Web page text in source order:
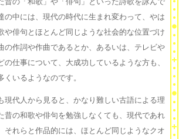
の中には、現代の時代に生まれ変わって、やは
や俳句とほとんど同じような社会的な位置づけ
の作詞や作曲であるとか、あるいは、テレビや
の仕事について、大成功しているような方も、
いるようなのです。
代人から見ると、かなり難しい古語による理
昔の和歌や俳句を勉強しなくても、現代であれ
それらと作品的には、ほとんど同じようなクオ